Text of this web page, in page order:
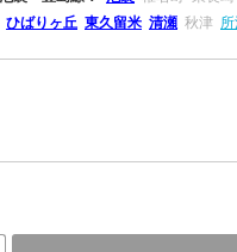
ひばりヶ丘 東久留米 清瀬 秋津